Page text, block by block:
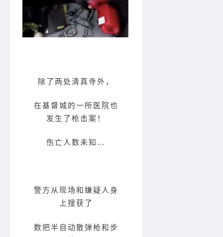
除了两处清真寺外，
在基督城的一所医院也
发生了枪击案！
伤亡人数未知…
警方从现场和嫌疑人身
上搜获了
数把半自动散弹枪和步